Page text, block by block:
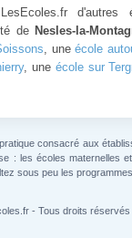
d'autres
de Nesles-la-
, uneécole
, une école sur
consacré aux
: les écoles maternelles
sous peu les
- Tous droits réservés